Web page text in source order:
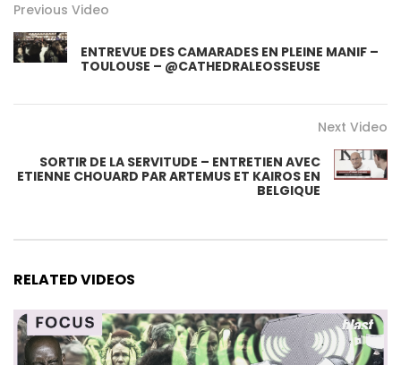
Previous Video
ENTREVUE DES CAMARADES EN PLEINE MANIF –
TOULOUSE – @CATHEDRALEOSSEUSE
Next Video
SORTIR DE LA SERVITUDE – ENTRETIEN AVEC
ETIENNE CHOUARD PAR ARTEMUS ET KAIROS EN
BELGIQUE
RELATED VIDEOS